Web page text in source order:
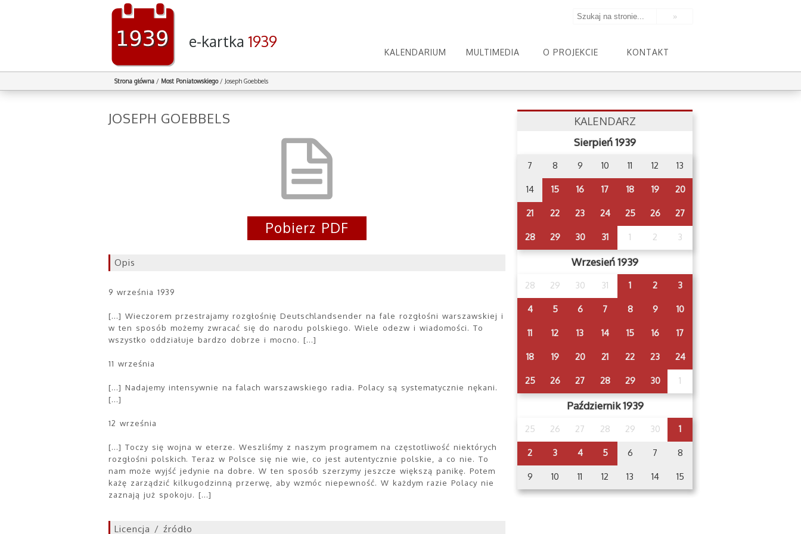
e-kartka 1939
KALENDARIUM MULTIMEDIA O PROJEKCIE KONTAKT
Strona główna / Most Poniatowskiego / Joseph Goebbels
JOSEPH GOEBBELS
Pobierz PDF
Opis
9 września 1939
[...] Wieczorem przestrajamy rozgłośnię Deutschlandsender na fale rozgłośni warszawskiej i
w ten sposób możemy zwracać się do narodu polskiego. Wiele odezw i wiadomości. To
wszystko oddziałuje bardzo dobrze i mocno. [...]
11 września
[...] Nadajemy intensywnie na falach warszawskiego radia. Polacy są systematycznie nękani.
[...]
12 września
[...] Toczy się wojna w eterze. Weszliśmy z naszym programem na częstotliwość niektórych
rozgłośni polskich. Teraz w Polsce się nie wie, co jest autentycznie polskie, a co nie. To
nam może wyjść jedynie na dobre. W ten sposób szerzymy jeszcze większą panikę. Potem
każę zarządzić kilkugodzinną przerwę, aby wzmóc niepewność. W każdym razie Polacy nie
zaznają już spokoju. [...]
Licencja / źródło
KALENDARZ
Sierpień 1939
7 8 9 10 11 12 13
14 15 16 17 18 19 20
21 22 23 24 25 26 27
28 29 30 31 1 2 3
Wrzesień 1939
28 29 30 31 1 2 3
4 5 6 7 8 9 10
11 12 13 14 15 16 17
18 19 20 21 22 23 24
25 26 27 28 29 30 1
Październik 1939
25 26 27 28 29 30 1
2 3 4 5 6 7 8
9 10 11 12 13 14 15